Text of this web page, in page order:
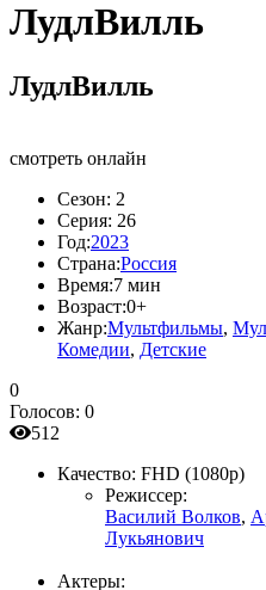
ЛудлВилль
ЛудлВилль
смотреть онлайн
Сезон: 2
Серия: 26
Год:2023
Страна:Россия
Время:7 мин
Возраст:0+
Жанр:Мультфильмы,
Комедии, Детские
0
Голосов: 0
512
Качество: FHD (1080p)
Режиссер:
Василий Волков,
Лукьянович
Актеры: